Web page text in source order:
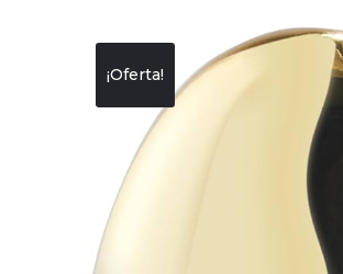
¡Oferta!